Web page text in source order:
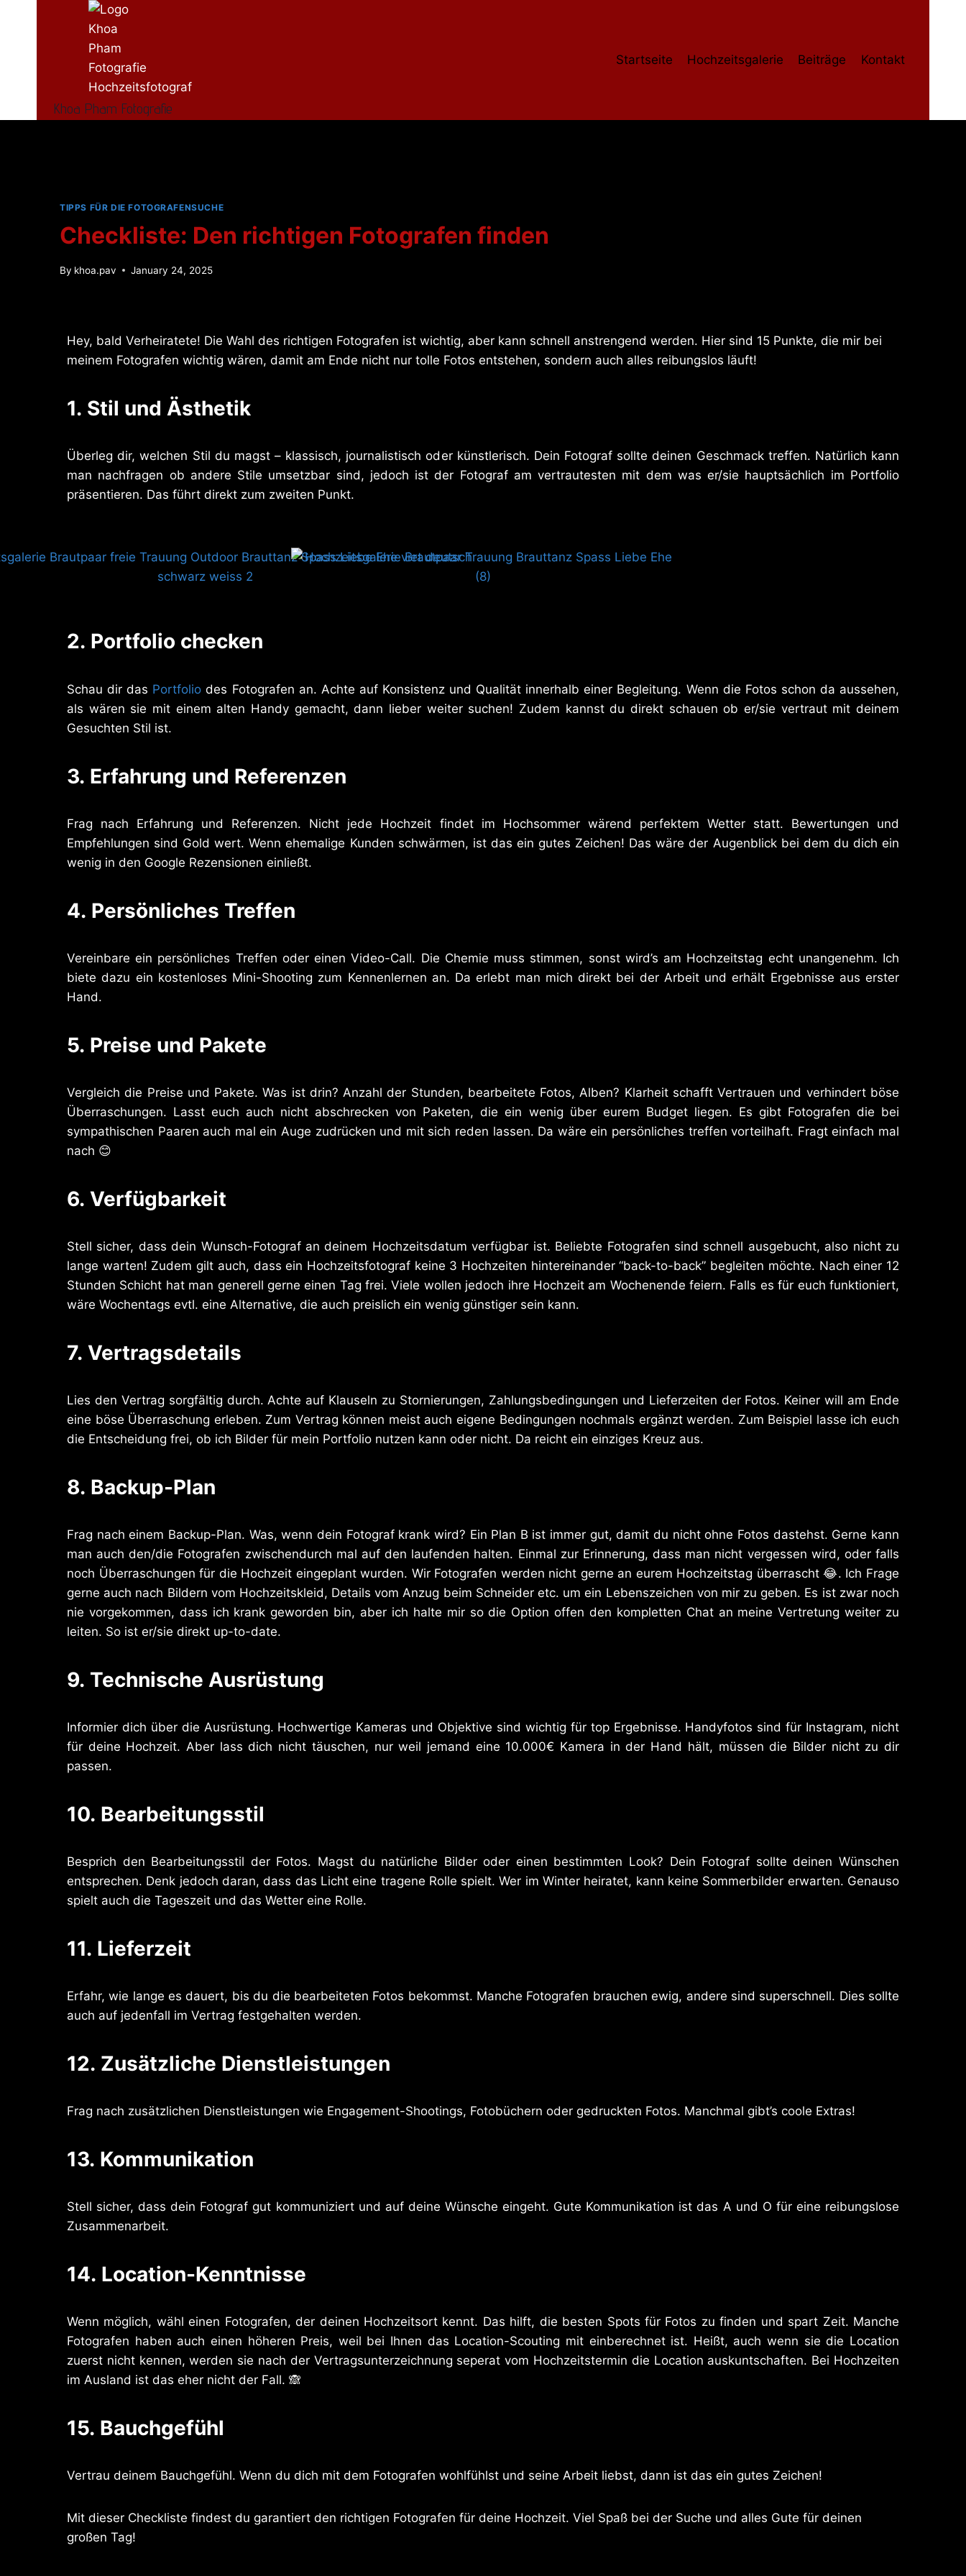
Khoa Pham Fotografie
Startseite Hochzeitsgalerie Beiträge Kontakt
TIPPS FÜR DIE FOTOGRAFENSUCHE
Checkliste: Den richtigen Fotografen finden
By khoa.pav January 24, 2025
Hey, bald Verheiratete! Die Wahl des richtigen Fotografen ist wichtig, aber kann schnell anstrengend werden. Hier sind 15 Punkte, die mir bei
meinem Fotografen wichtig wären, damit am Ende nicht nur tolle Fotos entstehen, sondern auch alles reibungslos läuft!
1. Stil und Ästhetik
Überleg dir, welchen Stil du magst – klassisch, journalistisch oder künstlerisch. Dein Fotograf sollte deinen Geschmack treffen. Natürlich kann
man nachfragen ob andere Stile umsetzbar sind, jedoch ist der Fotograf am vertrautesten mit dem was er/sie hauptsächlich im Portfolio
präsentieren. Das führt direkt zum zweiten Punkt.
2. Portfolio checken
Schau dir das Portfolio des Fotografen an. Achte auf Konsistenz und Qualität innerhalb einer Begleitung. Wenn die Fotos schon da aussehen,
als wären sie mit einem alten Handy gemacht, dann lieber weiter suchen! Zudem kannst du direkt schauen ob er/sie vertraut mit deinem
Gesuchten Stil ist.
3. Erfahrung und Referenzen
Frag nach Erfahrung und Referenzen. Nicht jede Hochzeit findet im Hochsommer wärend perfektem Wetter statt. Bewertungen und
Empfehlungen sind Gold wert. Wenn ehemalige Kunden schwärmen, ist das ein gutes Zeichen! Das wäre der Augenblick bei dem du dich ein
wenig in den Google Rezensionen einließt.
4. Persönliches Treffen
Vereinbare ein persönliches Treffen oder einen Video-Call. Die Chemie muss stimmen, sonst wird’s am Hochzeitstag echt unangenehm. Ich
biete dazu ein kostenloses Mini-Shooting zum Kennenlernen an. Da erlebt man mich direkt bei der Arbeit und erhält Ergebnisse aus erster
Hand.
5. Preise und Pakete
Vergleich die Preise und Pakete. Was ist drin? Anzahl der Stunden, bearbeitete Fotos, Alben? Klarheit schafft Vertrauen und verhindert böse
Überraschungen. Lasst euch auch nicht abschrecken von Paketen, die ein wenig über eurem Budget liegen. Es gibt Fotografen die bei
sympathischen Paaren auch mal ein Auge zudrücken und mit sich reden lassen. Da wäre ein persönliches treffen vorteilhaft. Fragt einfach mal
nach 😊
6. Verfügbarkeit
Stell sicher, dass dein Wunsch-Fotograf an deinem Hochzeitsdatum verfügbar ist. Beliebte Fotografen sind schnell ausgebucht, also nicht zu
lange warten! Zudem gilt auch, dass ein Hochzeitsfotograf keine 3 Hochzeiten hintereinander “back-to-back” begleiten möchte. Nach einer 12
Stunden Schicht hat man generell gerne einen Tag frei. Viele wollen jedoch ihre Hochzeit am Wochenende feiern. Falls es für euch funktioniert,
wäre Wochentags evtl. eine Alternative, die auch preislich ein wenig günstiger sein kann.
7. Vertragsdetails
Lies den Vertrag sorgfältig durch. Achte auf Klauseln zu Stornierungen, Zahlungsbedingungen und Lieferzeiten der Fotos. Keiner will am Ende
eine böse Überraschung erleben. Zum Vertrag können meist auch eigene Bedingungen nochmals ergänzt werden. Zum Beispiel lasse ich euch
die Entscheidung frei, ob ich Bilder für mein Portfolio nutzen kann oder nicht. Da reicht ein einziges Kreuz aus.
8. Backup-Plan
Frag nach einem Backup-Plan. Was, wenn dein Fotograf krank wird? Ein Plan B ist immer gut, damit du nicht ohne Fotos dastehst. Gerne kann
man auch den/die Fotografen zwischendurch mal auf den laufenden halten. Einmal zur Erinnerung, dass man nicht vergessen wird, oder falls
noch Überraschungen für die Hochzeit eingeplant wurden. Wir Fotografen werden nicht gerne an eurem Hochzeitstag überrascht 😂. Ich Frage
gerne auch nach Bildern vom Hochzeitskleid, Details vom Anzug beim Schneider etc. um ein Lebenszeichen von mir zu geben. Es ist zwar noch
nie vorgekommen, dass ich krank geworden bin, aber ich halte mir so die Option offen den kompletten Chat an meine Vertretung weiter zu
leiten. So ist er/sie direkt up-to-date.
9. Technische Ausrüstung
Informier dich über die Ausrüstung. Hochwertige Kameras und Objektive sind wichtig für top Ergebnisse. Handyfotos sind für Instagram, nicht
für deine Hochzeit. Aber lass dich nicht täuschen, nur weil jemand eine 10.000€ Kamera in der Hand hält, müssen die Bilder nicht zu dir
passen.
10. Bearbeitungsstil
Besprich den Bearbeitungsstil der Fotos. Magst du natürliche Bilder oder einen bestimmten Look? Dein Fotograf sollte deinen Wünschen
entsprechen. Denk jedoch daran, dass das Licht eine tragene Rolle spielt. Wer im Winter heiratet, kann keine Sommerbilder erwarten. Genauso
spielt auch die Tageszeit und das Wetter eine Rolle.
11. Lieferzeit
Erfahr, wie lange es dauert, bis du die bearbeiteten Fotos bekommst. Manche Fotografen brauchen ewig, andere sind superschnell. Dies sollte
auch auf jedenfall im Vertrag festgehalten werden.
12. Zusätzliche Dienstleistungen
Frag nach zusätzlichen Dienstleistungen wie Engagement-Shootings, Fotobüchern oder gedruckten Fotos. Manchmal gibt’s coole Extras!
13. Kommunikation
Stell sicher, dass dein Fotograf gut kommuniziert und auf deine Wünsche eingeht. Gute Kommunikation ist das A und O für eine reibungslose
Zusammenarbeit.
14. Location-Kenntnisse
Wenn möglich, wähl einen Fotografen, der deinen Hochzeitsort kennt. Das hilft, die besten Spots für Fotos zu finden und spart Zeit. Manche
Fotografen haben auch einen höheren Preis, weil bei Ihnen das Location-Scouting mit einberechnet ist. Heißt, auch wenn sie die Location
zuerst nicht kennen, werden sie nach der Vertragsunterzeichnung seperat vom Hochzeitstermin die Location auskuntschaften. Bei Hochzeiten
im Ausland ist das eher nicht der Fall. 🙈
15. Bauchgefühl
Vertrau deinem Bauchgefühl. Wenn du dich mit dem Fotografen wohlfühlst und seine Arbeit liebst, dann ist das ein gutes Zeichen!
Mit dieser Checkliste findest du garantiert den richtigen Fotografen für deine Hochzeit. Viel Spaß bei der Suche und alles Gute für deinen
großen Tag!